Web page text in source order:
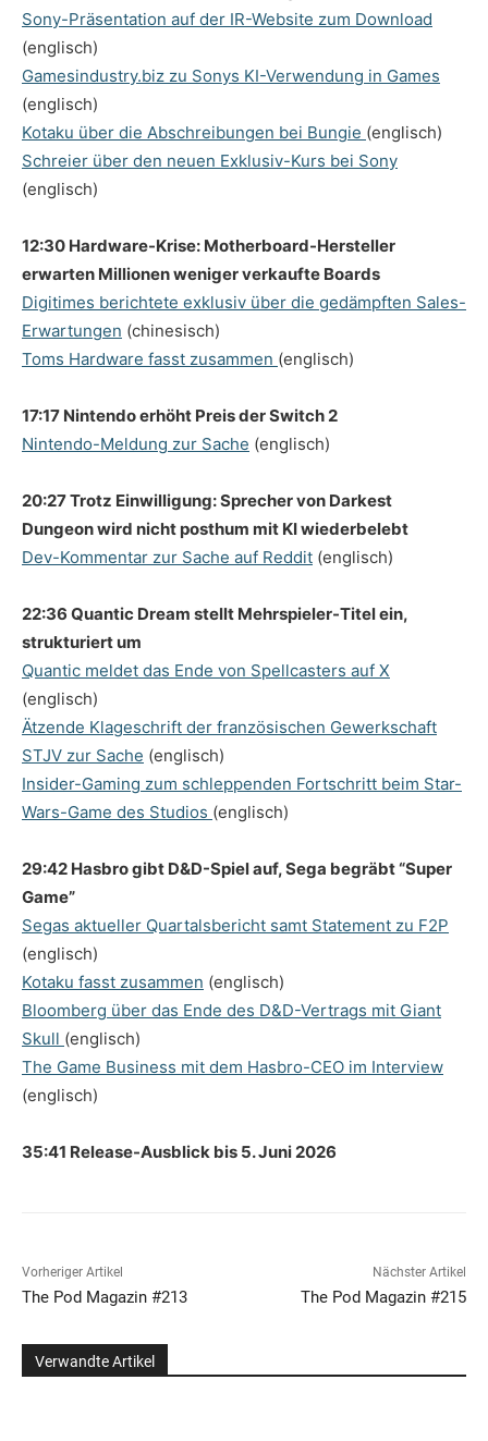
Sony-Präsentation auf der IR-Website zum Download
(englisch)
Gamesindustry.biz zu Sonys KI-Verwendung in Games
(englisch)
Kotaku über die Abschreibungen bei Bungie (englisch)
Schreier über den neuen Exklusiv-Kurs bei Sony
(englisch)
12:30 Hardware-Krise: Motherboard-Hersteller
erwarten Millionen weniger verkaufte Boards
Digitimes berichtete exklusiv über die gedämpften Sales-
Erwartungen (chinesisch)
Toms Hardware fasst zusammen (englisch)
17:17 Nintendo erhöht Preis der Switch 2
Nintendo-Meldung zur Sache (englisch)
20:27 Trotz Einwilligung: Sprecher von Darkest
Dungeon wird nicht posthum mit KI wiederbelebt
Dev-Kommentar zur Sache auf Reddit (englisch)
22:36 Quantic Dream stellt Mehrspieler-Titel ein,
strukturiert um
Quantic meldet das Ende von Spellcasters auf X
(englisch)
Ätzende Klageschrift der französischen Gewerkschaft
STJV zur Sache (englisch)
Insider-Gaming zum schleppenden Fortschritt beim Star-
Wars-Game des Studios (englisch)
29:42 Hasbro gibt D&D-Spiel auf, Sega begräbt “Super
Game”
Segas aktueller Quartalsbericht samt Statement zu F2P
(englisch)
Kotaku fasst zusammen (englisch)
Bloomberg über das Ende des D&D-Vertrags mit Giant
Skull (englisch)
The Game Business mit dem Hasbro-CEO im Interview
(englisch)
35:41 Release-Ausblick bis 5. Juni 2026
Vorheriger Artikel
The Pod Magazin #213
Nächster Artikel
The Pod Magazin #215
Verwandte Artikel